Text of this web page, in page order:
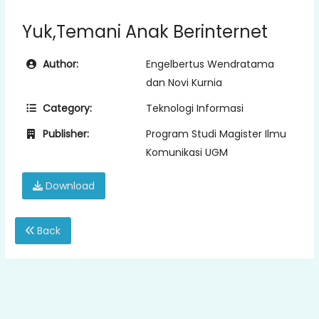
Yuk,Temani Anak Berinternet
Author:
Engelbertus Wendratama
dan Novi Kurnia
Category:
Teknologi Informasi
Publisher:
Program Studi Magister Ilmu
Komunikasi UGM
Download
Back